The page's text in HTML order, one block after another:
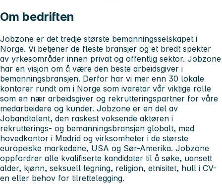
Om bedriften
Jobzone er det tredje største bemanningsselskapet i
Norge. Vi betjener de fleste bransjer og et bredt spekter
av yrkesområder innen privat og offentlig sektor. Jobzone
har en visjon om å være den beste arbeidsgiver i
bemanningsbransjen. Derfor har vi mer enn 30 lokale
kontorer rundt om i Norge som ivaretar vår viktige rolle
som en nær arbeidsgiver og rekrutteringspartner for våre
medarbeidere og kunder. Jobzone er en del av
Jobandtalent, den raskest voksende aktøren i
rekrutterings- og bemanningsbransjen globalt, med
hovedkontor i Madrid og virksomheter i de største
europeiske markedene, USA og Sør-Amerika. Jobzone
oppfordrer alle kvalifiserte kandidater til å søke, uansett
alder, kjønn, seksuell legning, religion, etnisitet, hull i CV-
en eller behov for tilrettelegging.